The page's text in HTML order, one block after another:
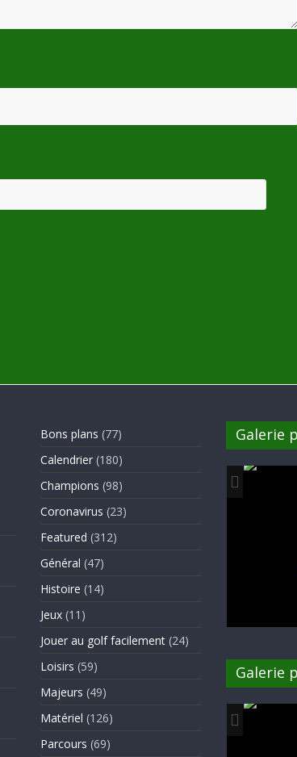
Bons plans (77)
Calendrier (180)
Champions (98)
Coronavirus (23)
Featured (312)
Général (47)
Histoire (14)
Jeux (11)
Jouer au golf facilement (24)
Loisirs (59)
Majeurs (49)
Matériel (126)
Parcours (69)
Galerie
Galerie